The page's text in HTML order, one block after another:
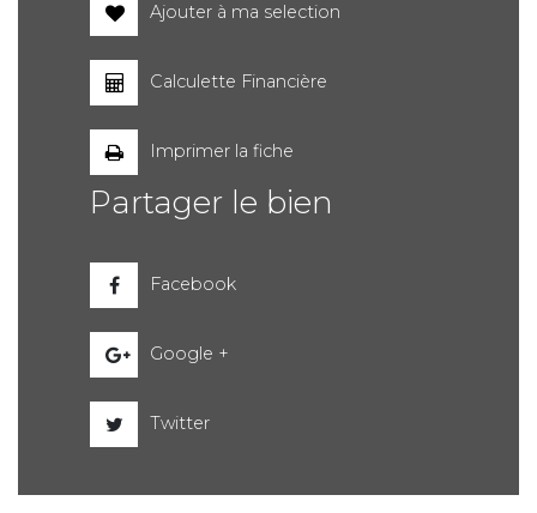
Ajouter à ma selection
Calculette Financière
Imprimer la fiche
Partager le bien
Facebook
Google +
Twitter